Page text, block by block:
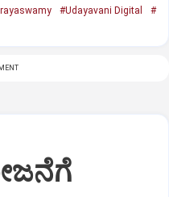
#Udayavani Digital
#